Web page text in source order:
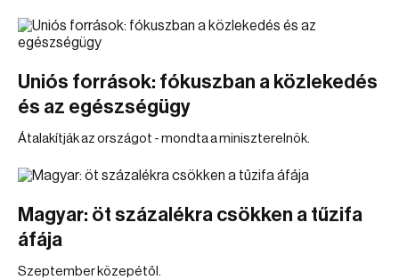
Uniós források: fókuszban a közlekedés
és az egészségügy
Átalakítják az országot - mondta a miniszterelnök.
Magyar: öt százalékra csökken a tűzifa
áfája
Szeptember közepétől.